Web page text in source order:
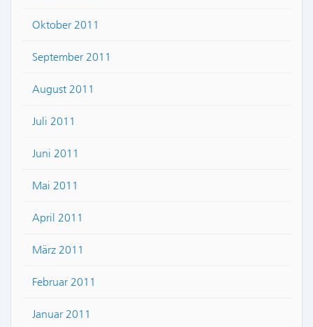
Oktober 2011
September 2011
August 2011
Juli 2011
Juni 2011
Mai 2011
April 2011
März 2011
Februar 2011
Januar 2011